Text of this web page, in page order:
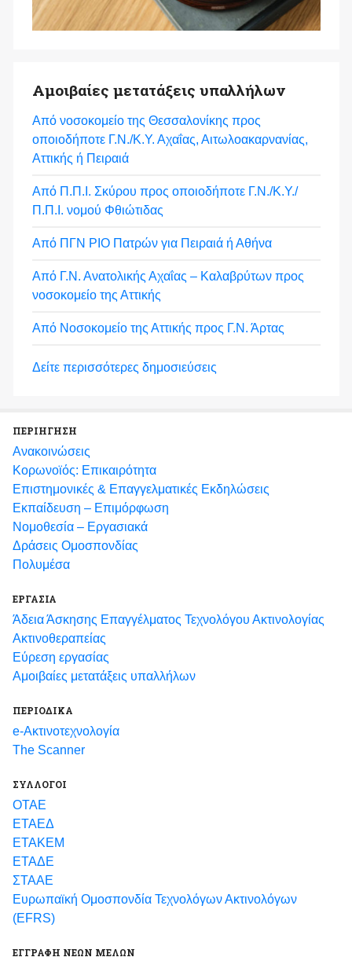
Αμοιβαίες μετατάξεις υπαλλήλων
Από νοσοκομείο της Θεσσαλονίκης προς
οποιοδήποτε Γ.Ν./Κ.Υ. Αχαΐας, Αιτωλοακαρνανίας,
Αττικής ή Πειραιά
Από Π.Π.Ι. Σκύρου προς οποιοδήποτε Γ.Ν./Κ.Υ./
Π.Π.Ι. νομού Φθιώτιδας
Από ΠΓΝ ΡΙΟ Πατρών για Πειραιά ή Αθήνα
Από Γ.Ν. Ανατολικής Αχαΐας – Καλαβρύτων προς
νοσοκομείο της Αττικής
Από Νοσοκομείο της Αττικής προς Γ.Ν. Άρτας
Δείτε περισσότερες δημοσιεύσεις
ΠΕΡΙΗΓΗΣΗ
Ανακοινώσεις
Κορωνοϊός: Επικαιρότητα
Eπιστημονικές & Επαγγελματικές Eκδηλώσεις
Εκπαίδευση – Επιμόρφωση
Νομοθεσία – Εργασιακά
Δράσεις Ομοσπονδίας
Πολυμέσα
ΕΡΓΑΣΙΑ
Άδεια Άσκησης Επαγγέλματος Τεχνολόγου Ακτινολογίας
Ακτινοθεραπείας
Εύρεση εργασίας
Αμοιβαίες μετατάξεις υπαλλήλων
ΠΕΡΙΟΔΙΚΑ
e-Ακτινοτεχνολογία
The Scanner
ΣΥΛΛΟΓΟΙ
ΟΤΑΕ
ΕΤΑΕΔ
ΕΤΑΚΕΜ
ΕΤΑΔΕ
ΣΤΑΑΕ
Ευρωπαϊκή Ομοσπονδία Τεχνολόγων Ακτινολόγων
(EFRS)
ΕΓΓΡΑΦΗ ΝΕΩΝ ΜΕΛΩΝ